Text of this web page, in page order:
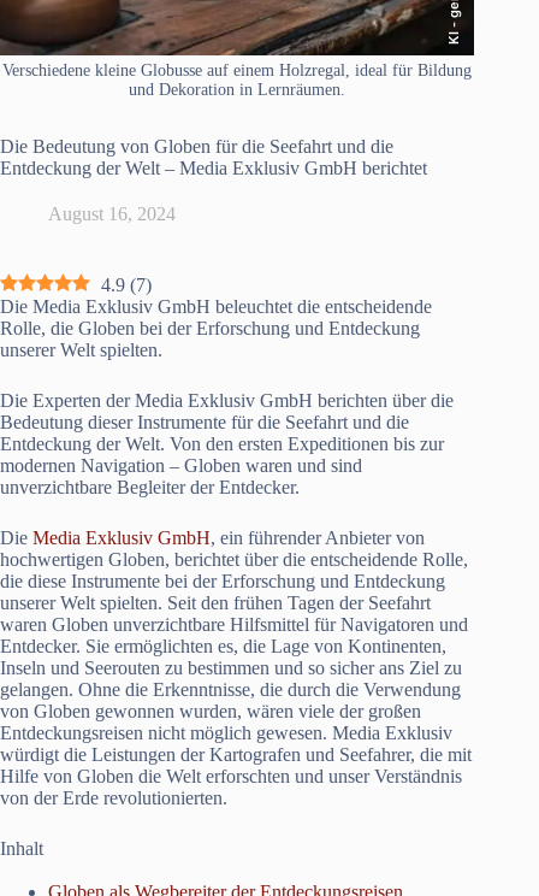
Verschiedene kleine Globusse auf einem Holzregal, ideal für Bildung
und Dekoration in Lernräumen.
Die Bedeutung von Globen für die Seefahrt und die
Entdeckung der Welt – Media Exklusiv GmbH berichtet
August 16, 2024
4.9 (7)
Die Media Exklusiv GmbH beleuchtet die entscheidende
Rolle, die Globen bei der Erforschung und Entdeckung
unserer Welt spielten.
Die Experten der Media Exklusiv GmbH berichten über die
Bedeutung dieser Instrumente für die Seefahrt und die
Entdeckung der Welt. Von den ersten Expeditionen bis zur
modernen Navigation – Globen waren und sind
unverzichtbare Begleiter der Entdecker.
Die Media Exklusiv GmbH, ein führender Anbieter von
hochwertigen Globen, berichtet über die entscheidende Rolle,
die diese Instrumente bei der Erforschung und Entdeckung
unserer Welt spielten. Seit den frühen Tagen der Seefahrt
waren Globen unverzichtbare Hilfsmittel für Navigatoren und
Entdecker. Sie ermöglichten es, die Lage von Kontinenten,
Inseln und Seerouten zu bestimmen und so sicher ans Ziel zu
gelangen. Ohne die Erkenntnisse, die durch die Verwendung
von Globen gewonnen wurden, wären viele der großen
Entdeckungsreisen nicht möglich gewesen. Media Exklusiv
würdigt die Leistungen der Kartografen und Seefahrer, die mit
Hilfe von Globen die Welt erforschten und unser Verständnis
von der Erde revolutionierten.
Inhalt